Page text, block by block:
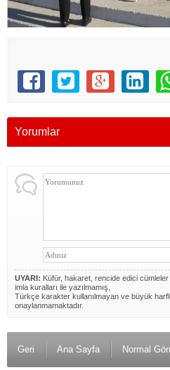
Yorumlar
UYARI: Küfür, hakaret, rencide edici cümleler
imla kuralları ile yazılmamış,
Türkçe karakter kullanılmayan ve büyük
onaylanmamaktadır.
Geri Ana Sayfa Normal